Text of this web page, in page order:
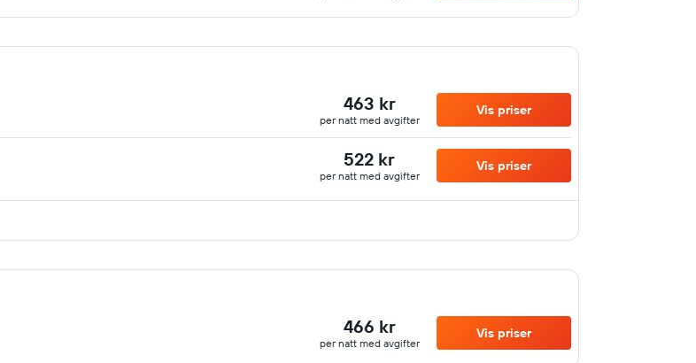
463 kr
per natt med avgifter
Vis priser
522 kr
per natt med avgifter
Vis priser
466 kr
per natt med avgifter
Vis priser